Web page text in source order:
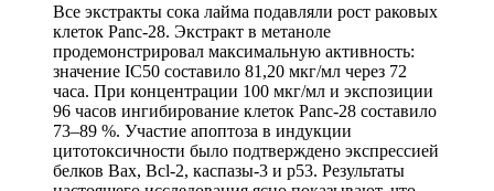
Все экстракты сока лайма подавляли рост раковых
клеток Panc-28. Экстракт в метаноле
продемонстрировал максимальную активность:
значение IC50 составило 81,20 мкг/мл через 72
часа. При концентрации 100 мкг/мл и экспозиции
96 часов ингибирование клеток Panc-28 составило
73–89 %. Участие апоптоза в индукции
цитотоксичности было подтверждено экспрессией
белков Bax, Bcl-2, каспазы-3 и p53. Результаты